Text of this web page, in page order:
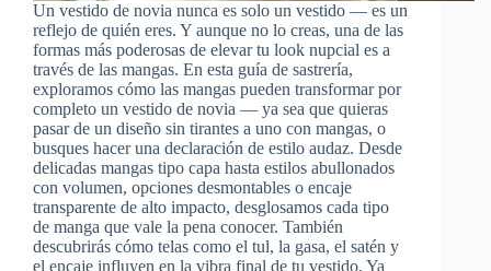
Un vestido de novia nunca es solo un vestido — es un
reflejo de quién eres. Y aunque no lo creas, una de las
formas más poderosas de elevar tu look nupcial es a
través de las mangas. En esta guía de sastrería,
exploramos cómo las mangas pueden transformar por
completo un vestido de novia — ya sea que quieras
pasar de un diseño sin tirantes a uno con mangas, o
busques hacer una declaración de estilo audaz. Desde
delicadas mangas tipo capa hasta estilos abullonados
con volumen, opciones desmontables o encaje
transparente de alto impacto, desglosamos cada tipo
de manga que vale la pena conocer. También
descubrirás cómo telas como el tul, la gasa, el satén y
el encaje influyen en la vibra final de tu vestido. Ya